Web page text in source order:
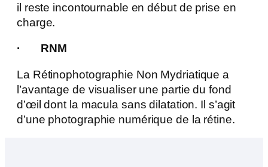
il reste incontournable en début de prise en
charge.
· RNM
La Rétinophotographie Non Mydriatique a
l’avantage de visualiser une partie du fond
d’œil dont la macula sans dilatation. Il s’agit
d’une photographie numérique de la rétine.